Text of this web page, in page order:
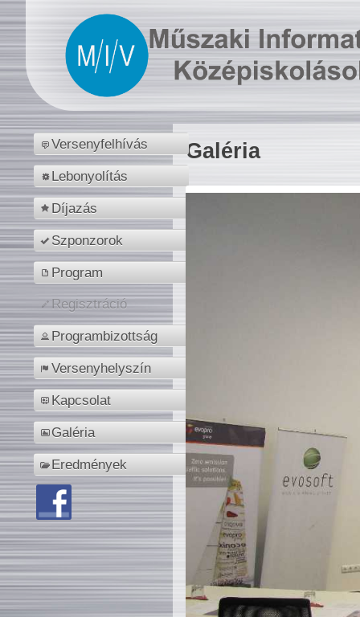
Versenyfelhívás
Lebonyolítás
Díjazás
Szponzorok
Program
Regisztráció
Programbizottság
Versenyhelyszín
Kapcsolat
Galéria
Eredmények
Galéria